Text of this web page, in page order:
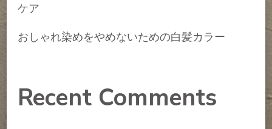
ケア
おしゃれ染めをやめないための白髪カラー
Recent Comments